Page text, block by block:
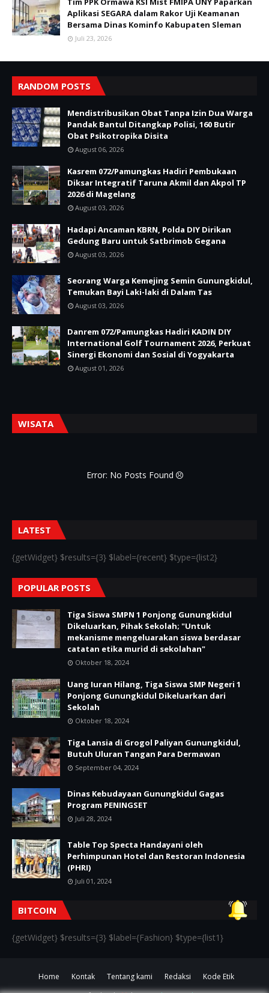
Aplikasi SEGARA dalam Rakor Uji Keamanan
Bersama Dinas Kominfo Kabupaten Sleman
Juli 23, 2026
RANDOM POSTS
Mendistribusikan Obat Tanpa Izin Dua Warga
Pandak Bantul Ditangkap Polisi, 160 Butir
Obat Psikotropika Disita
August 06, 2026
Kasrem 072/Pamungkas Hadiri Pembukaan
Diksar Integratif Taruna Akmil dan Akpol TP
2026 di Magelang
August 03, 2026
Hadapi Ancaman KBRN, Polda DIY Dirikan
Gedung Baru untuk Satbrimob Gegana
August 03, 2026
Seorang Warga Kemejing Semin Gunungkidul,
Temukan Bayi Laki-laki di Dalam Tas
August 03, 2026
Danrem 072/Pamungkas Hadiri KADIN DIY
International Golf Tournament 2026, Perkuat
Sinergi Ekonomi dan Sosial di Yogyakarta
August 01, 2026
WISATA
Error: No Posts Found
LATEST
{getWidget} $results={3} $label={recent} $type={list2}
POPULAR POSTS
Tiga Siswa SMPN 1 Ponjong Gunungkidul
Dikeluarkan, Pihak Sekolah; "Untuk
mekanisme mengeluarakan siswa berdasar
catatan etika murid di sekolahan"
Oktober 18, 2024
Uang Iuran Hilang, Tiga Siswa SMP Negeri 1
Ponjong Gunungkidul Dikeluarkan dari
Sekolah
Oktober 18, 2024
Tiga Lansia di Grogol Paliyan Gunungkidul,
Butuh Uluran Tangan Para Dermawan
September 04, 2024
Dinas Kebudayaan Gunungkidul Gagas
Program PENINGSET
Juli 28, 2024
Table Top Specta Handayani oleh
Perhimpunan Hotel dan Restoran Indonesia
(PHRI)
Juli 01, 2024
BITCOIN
{getWidget} $results={3} $label={Fashion} $type={list1}
Home Kontak Tentang kami Redaksi
Kode Etik